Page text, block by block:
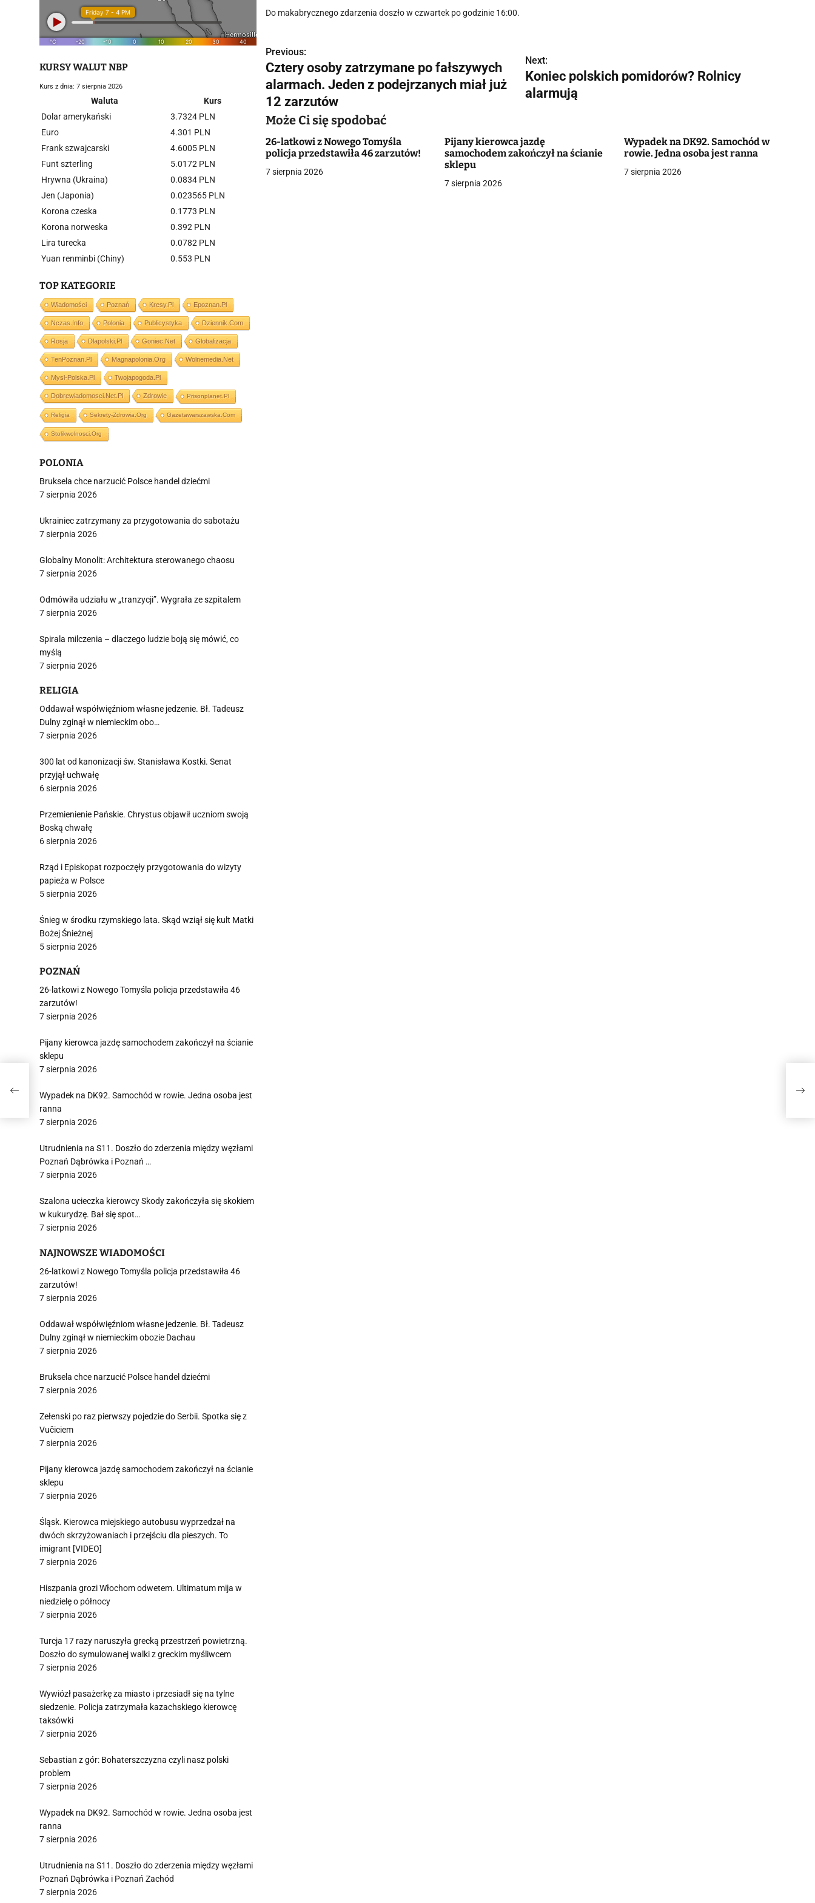
Do makabrycznego zdarzenia doszło w czwartek po godzinie 16:00.
N
a
w
i
g
a
Previous:
Cztery osoby zatrzymane po fałszywych
alarmach. Jeden z podejrzanych miał już
12 zarzutów
Next:
Koniec polskich pomidorów? Rolnicy
alarmują
Może Ci się spodobać
26-latkowi z Nowego Tomyśla
policja przedstawiła 46 zarzutów!
7 sierpnia 2026
Pijany kierowca jazdę
samochodem zakończył na ścianie
sklepu
7 sierpnia 2026
Wypadek na DK92. Samochód w
rowie. Jedna osoba jest ranna
7 sierpnia 2026
KURSY WALUT NBP
Kurs z dnia: 7 sierpnia 2026
Waluta
Kurs
Dolar amerykański
3.7324 PLN
Euro
4.301 PLN
Frank szwajcarski
4.6005 PLN
Funt szterling
5.0172 PLN
Hrywna (Ukraina)
0.0834 PLN
Jen (Japonia)
0.023565 PLN
Korona czeska
0.1773 PLN
Korona norweska
0.392 PLN
Lira turecka
0.0782 PLN
Yuan renminbi (Chiny)
0.553 PLN
TOP KATEGORIE
Wiadomości Poznań Kresy.pl Epoznan.pl
Nczas.info Polonia Publicystyka Dziennik.com
Rosja Dlapolski.pl Goniec.net Globalizacja
TenPoznan.pl Magnapolonia.org Wolnemedia.net
Mysl-Polska.pl Twojapogoda.pl
Dobrewiadomosci.net.pl Zdrowie Prisonplanet.pl
Religia Sekrety-Zdrowia.org Gazetawarszawska.com
Stolikwolnosci.org
POLONIA
Bruksela chce narzucić Polsce handel dziećmi
7 sierpnia 2026
Ukrainiec zatrzymany za przygotowania do sabotażu
7 sierpnia 2026
Globalny Monolit: Architektura sterowanego chaosu
7 sierpnia 2026
Odmówiła udziału w „tranzycji”. Wygrała ze szpitalem
7 sierpnia 2026
Spirala milczenia – dlaczego ludzie boją się mówić, co
myślą
7 sierpnia 2026
RELIGIA
Oddawał współwięźniom własne jedzenie. Bł. Tadeusz
Dulny zginął w niemieckim obo…
7 sierpnia 2026
300 lat od kanonizacji św. Stanisława Kostki. Senat
przyjął uchwałę
6 sierpnia 2026
Przemienienie Pańskie. Chrystus objawił uczniom swoją
Boską chwałę
6 sierpnia 2026
Rząd i Episkopat rozpoczęły przygotowania do wizyty
papieża w Polsce
5 sierpnia 2026
Śnieg w środku rzymskiego lata. Skąd wziął się kult Matki
Bożej Śnieżnej
5 sierpnia 2026
POZNAŃ
26-latkowi z Nowego Tomyśla policja przedstawiła 46
zarzutów!
7 sierpnia 2026
Pijany kierowca jazdę samochodem zakończył na ścianie
sklepu
7 sierpnia 2026
Wypadek na DK92. Samochód w rowie. Jedna osoba jest
ranna
7 sierpnia 2026
Utrudnienia na S11. Doszło do zderzenia między węzłami
Poznań Dąbrówka i Poznań …
7 sierpnia 2026
Szalona ucieczka kierowcy Skody zakończyła się skokiem
w kukurydzę. Bał się spot…
7 sierpnia 2026
NAJNOWSZE WIADOMOŚCI
26-latkowi z Nowego Tomyśla policja przedstawiła 46
zarzutów!
7 sierpnia 2026
Oddawał współwięźniom własne jedzenie. Bł. Tadeusz
Dulny zginął w niemieckim obozie Dachau
7 sierpnia 2026
Bruksela chce narzucić Polsce handel dziećmi
7 sierpnia 2026
Zełenski po raz pierwszy pojedzie do Serbii. Spotka się z
Vučiciem
7 sierpnia 2026
Pijany kierowca jazdę samochodem zakończył na ścianie
sklepu
7 sierpnia 2026
Śląsk. Kierowca miejskiego autobusu wyprzedzał na
dwóch skrzyżowaniach i przejściu dla pieszych. To
imigrant [VIDEO]
7 sierpnia 2026
Hiszpania grozi Włochom odwetem. Ultimatum mija w
niedzielę o północy
7 sierpnia 2026
Turcja 17 razy naruszyła grecką przestrzeń powietrzną.
Doszło do symulowanej walki z greckim myśliwcem
7 sierpnia 2026
Wywiózł pasażerkę za miasto i przesiadł się na tylne
siedzenie. Policja zatrzymała kazachskiego kierowcę
taksówki
7 sierpnia 2026
Sebastian z gór: Bohaterszczyzna czyli nasz polski
problem
7 sierpnia 2026
Wypadek na DK92. Samochód w rowie. Jedna osoba jest
ranna
7 sierpnia 2026
Utrudnienia na S11. Doszło do zderzenia między węzłami
Poznań Dąbrówka i Poznań Zachód
7 sierpnia 2026